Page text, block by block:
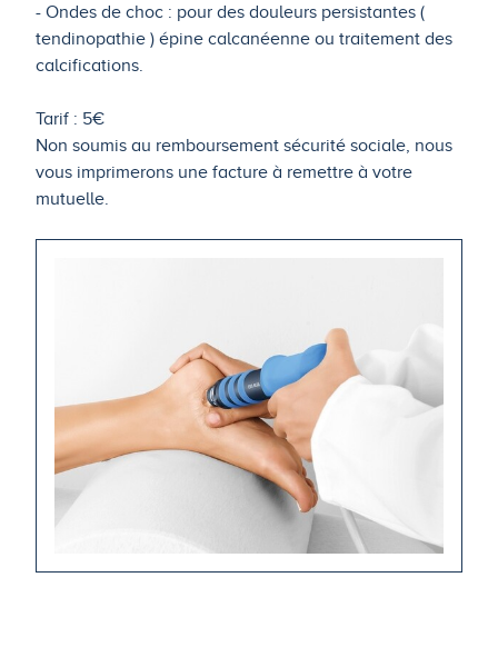
- Ondes de choc : pour des douleurs persistantes (
tendinopathie ) épine calcanéenne ou traitement des
calcifications.
Tarif : 5€
Non soumis au remboursement sécurité sociale, nous
vous imprimerons une facture à remettre à votre
mutuelle.